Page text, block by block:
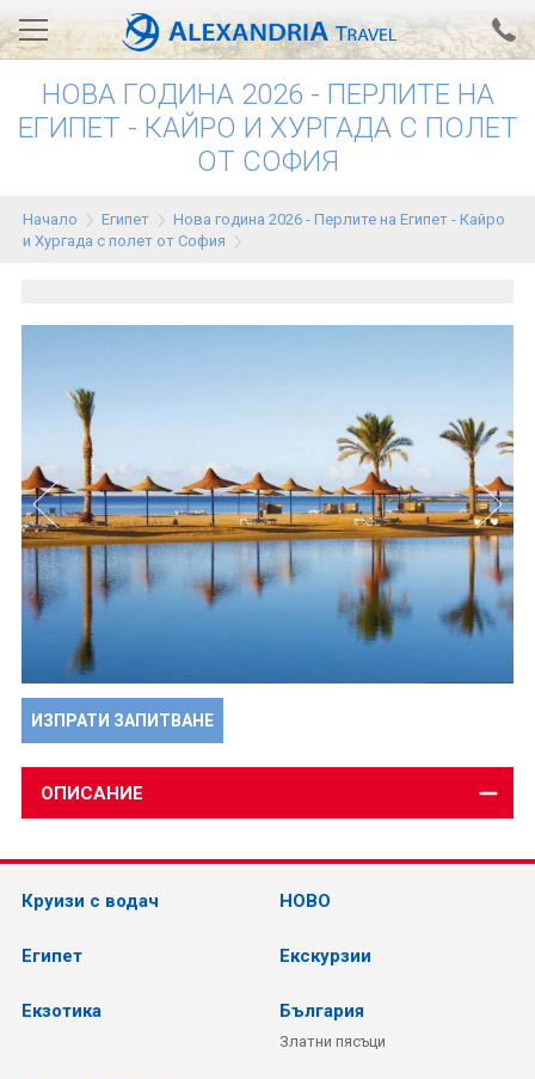
Вход за агенти Проверка на резервация
АЛЕКСАНДРИЯ хотели
Тунис
Екскурзии
0700 18 308 Запитване
НОВА ГОДИНА 2026 - ПЕРЛИТЕ НА
ЕГИПЕТ - КАЙРО И ХУРГАДА С ПОЛЕТ
ОТ СОФИЯ
Начало Египет
Нова година 2026 - Перлите на Египет - Кайро
и Хургада с полет от София
ИЗПРАТИ ЗАПИТВАНЕ
ОПИСАНИЕ
Круизи с водач НОВО
Египет Екскурзии
Екзотика България
Златни пясъци